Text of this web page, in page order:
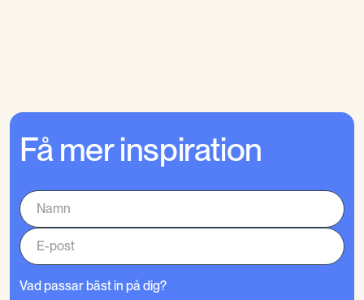
Få mer inspiration
Vad passar bäst in på dig?